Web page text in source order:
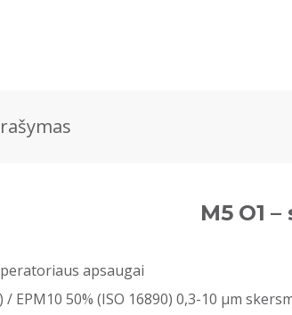
M5 O1
apsaugai
/ EPM10 50% (ISO 16890) 0,3-10 µm